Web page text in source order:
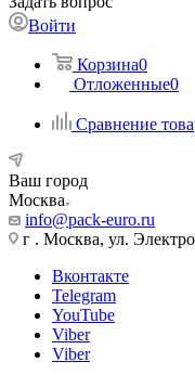
Войти
Корзина0
Отложенные0
Сравнение
Ваш город
Москва
info@pack-euro.ru
г . Москва, ул.
Вконтакте
Telegram
YouTube
Viber
Viber